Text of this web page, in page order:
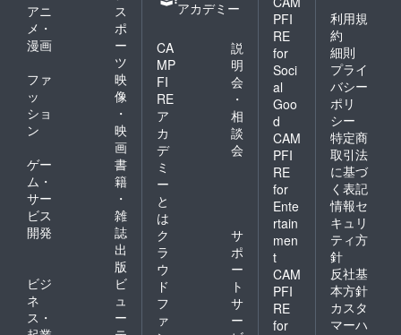
アニ
メ・
漫画
ス
ポ
ー
ツ
ファ
ッ
ショ
ン
映
像
・
映
画
ゲー
ム・
サー
ビス
開発
書
籍
・
雑
誌
出
版
ビジ
ネ
ス・
ビ
ュ
ー
アカデミー
CA
MP
FI
RE
ア
カ
デ
ミ
ー
と
は
説
明
会
・
相
談
会
ク
ラ
ウ
ド
フ
ァ
サ
ポ
ー
ト
サ
ー
PFI
RE
for
Soci
al
Goo
d
CAM
PFI
RE
for
Ente
rtain
men
t
CAM
PFI
RE
for
利用規
約
細則
プライ
バシー
ポリ
シー
特定商
取引法
に基づ
く表記
情報セ
キュリ
ティ方
針
反社基
本方針
カスタ
マーハ